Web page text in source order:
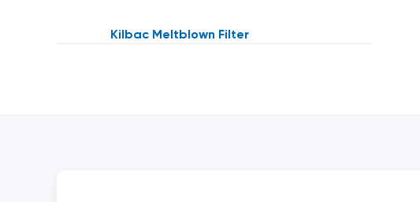
Kilbac Meltblown Filter